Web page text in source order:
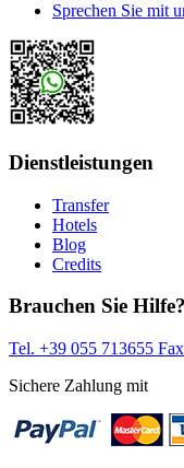
Sprechen Sie mit
Dienstleistungen
Transfer
Hotels
Blog
Credits
Brauchen Sie Hilfe?
Tel. +39 055 713655
Sichere Zahlung mit